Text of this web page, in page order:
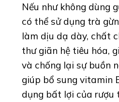
Nếu như không dùng
có thể sử dụng trà
làm dịu dạ dày, chất
thư giãn hệ tiêu hóa,
và chống lại sự buồn
giúp bổ sung vitamin
dụng bất lợi của rượu